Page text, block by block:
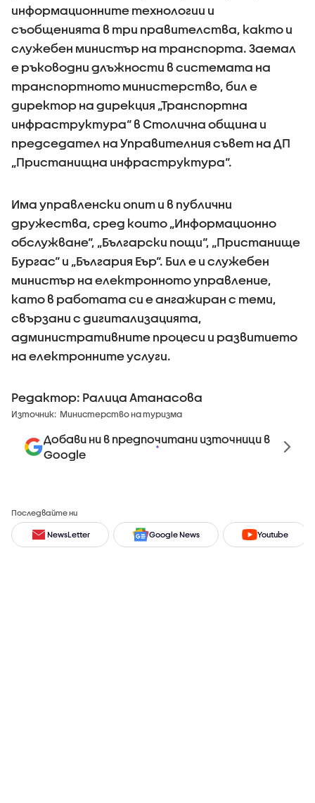
информационните технологии и
съобщенията в три правителства, както и
служебен министър на транспорта. Заемал
е ръководни длъжности в системата на
транспортното министерство, бил е
директор на дирекция „Транспортна
инфраструктура“ в Столична община и
председател на Управителния съвет на ДП
„Пристанищна инфраструктура“.
Има управленски опит и в публични
дружества, сред които „Информационно
обслужване“, „Български пощи“, „Пристанище
Бургас“ и „България Еър“. Бил е и служебен
министър на електронното управление,
като в работата си е ангажиран с теми,
свързани с дигитализацията,
административните процеси и развитието
на електронните услуги.
Редактор: Ралица Атанасова
Източник: Министерство на туризма
Добави ни в предпочитани източници в
Google
Последвайте ни
NewsLetter Google News Youtube